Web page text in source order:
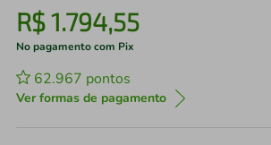
R$1.794,55
No pagamento com Pix
62.967 pontos
Ver formas de pagamento